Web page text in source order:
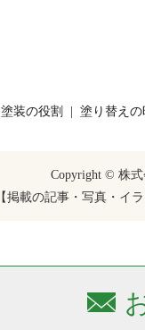
塗装の役割 塗り替えの
Copyright © 株式
【掲載の記事・写真・イ